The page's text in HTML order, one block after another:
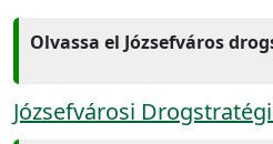
Olvassa el Józsefváros
Józsefvárosi